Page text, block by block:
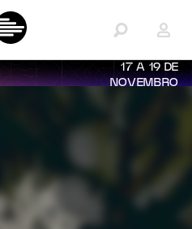
17 A 19 DE
NOVEMBRO